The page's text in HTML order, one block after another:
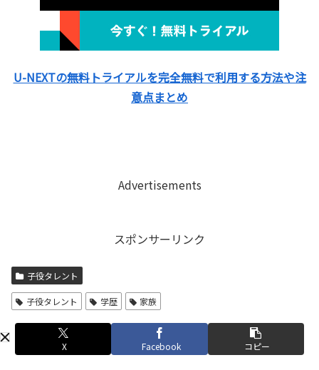
U-NEXTの無料トライアルを完全無料で利用する方法や注
意点まとめ
Advertisements
スポンサーリンク
子役タレント
子役タレント 学歴 家族
X Facebook コピー